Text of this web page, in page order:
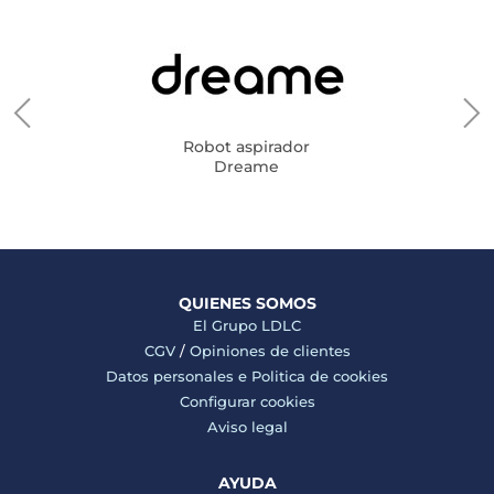
Robot aspirador
Dreame
QUIENES SOMOS
El Grupo LDLC
CGV/ Opiniones de clientes
Datos personales e Politica de cookies
Configurar cookies
Aviso legal
AYUDA